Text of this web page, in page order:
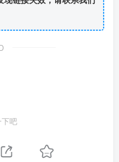
吧